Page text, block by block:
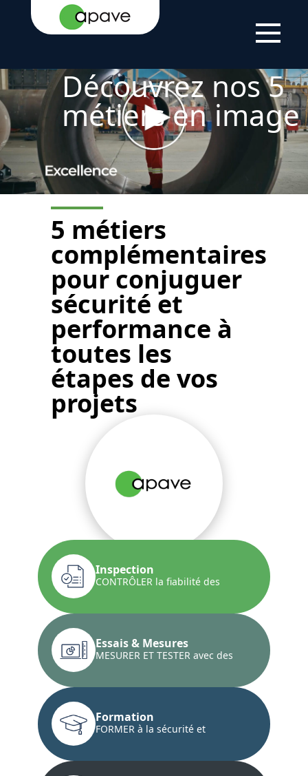
ACCUEIL LE NOUS
CONNAÎTRE MÉTIERS
Découvrez nos 5
métiers en image
5 métiers
complémentaires
pour conjuguer
sécurité et
performance à
toutes les
étapes de vos
projets
Inspection
CONTRÔLER la fiabilité des
Essais & Mesures
MESURER ET TESTER avec des
Formation
FORMER à la sécurité et